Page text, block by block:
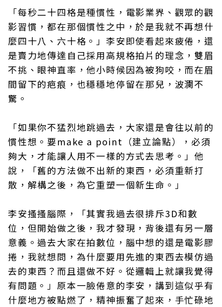
「每秒二十四格是種慣性，電影業界、觀眾的觀
影習慣，都在那個慣性之中，於是我就不再想什
麼四十八、六十格。」李安即使看起來疲倦，還
是賣力地傳達自己採用高規格拍片的理念，雙眉
不挑、眼神直率，他小時候因為被狗咬，而在眉
間留下的疤痕，也穩穩地停留在那兒，波瀾不
驚。
「如果你不猛烈地跳過去，大家還是會往以前的
慣性想。要make a point（建立論點），必須
夠大，才能讓人用不一樣的方式去思考。」他
說，「舊的方法做不出新的東西，必須重新打
散，解構之後，為它重塑一個新生命。」
李安搔搔腦際，「其實我過去很排斥3D和數
位，但開始做之後，我才發現，背後還有另一層
意義。過去大家在拍數位，腦中想的還是電影膠
捲，我就想問，為什麼要用先進的東西去模仿過
去的東西？而且還做不好。從邏輯上就讓我覺得
有問題。」原本一臉倦意的李安，講到這似乎有
什麼地方被點燃了，精神振奮了起來，手忙碌地